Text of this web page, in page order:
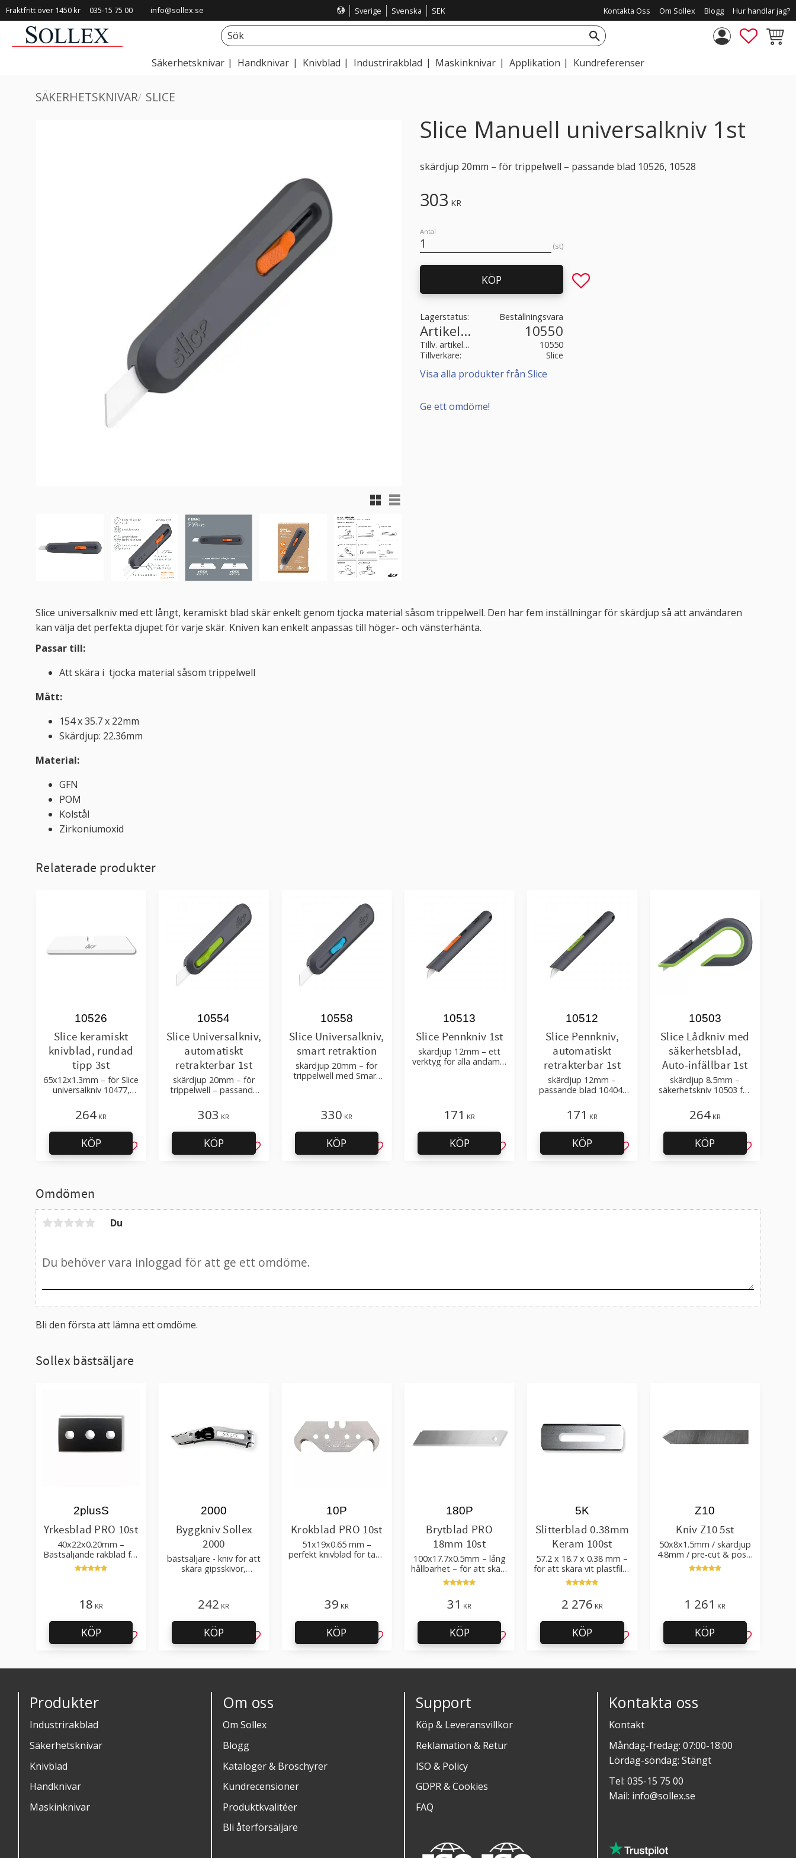
Fraktfritt över 1450 kr 035-15 75 00 info@sollex.se Sverige Svenska SEK Kontakta Oss Om Sollex Blogg Hur handlar jag?
Säkerhetsknivar Handknivar Knivblad Industrirakblad Maskinknivar Applikation Kundreferenser
SÄKERHETSKNIVAR SLICE
Slice Manuell universalkniv 1st
skärdjup 20mm – för trippelwell – passande blad 10526, 10528
Rutnätsvy
Listvy
303 KR
Antal
st
KÖP Lägg till i favoriter
Lagerstatus Beställningsvara
Artikelnr 10550
Tillv. artikelnr
10550
Tillverkare
Slice
Visa alla produkter från Slice
Ge ett omdöme!
Slice universalkniv med ett långt, keramiskt blad skär enkelt genom tjocka material såsom trippelwell. Den har fem inställningar för skärdjup så att användaren
kan välja det perfekta djupet för varje skär. Kniven kan enkelt anpassas till höger- och vänsterhänta.
Passar till:
Att skära i tjocka material såsom trippelwell
Mått:
154 x 35.7 x 22mm
Skärdjup: 22.36mm
Material:
GFN
POM
Kolstål
Zirkoniumoxid
Omdömen
Du
Bli den första att lämna ett omdöme.
Relaterade produkter
Slice keramiskt
knivblad, rundad
tipp 3st
65x12x1.3mm – för Slice
universalkniv 10477,
10562, 10585, 10591,
10593
10526
264 KR
Lägg till i favoriter
KÖP
Slice Universalkniv,
automatiskt
retrakterbar 1st
skärdjup 20mm – för
trippelwell – passande
10554
303 KR
Lägg till i favoriter
KÖP
Slice Universalkniv,
smart retraktion
skärdjup 20mm – för
trippelwell med Smart
10558
330 KR
Lägg till i favoriter
KÖP
Slice Pennkniv 1st
skärdjup 12mm – ett
verktyg för alla ändamål
10513
171 KR
Lägg till i favoriter
KÖP
Slice Pennkniv,
automatiskt
retrakterbar 1st
skärdjup 12mm –
passande blad 10404,
10512
171 KR
Lägg till i favoriter
KÖP
Slice Lådkniv med
säkerhetsblad,
Auto-infällbar 1st
skärdjup 8.5mm –
säkerhetskniv 10503 för
10404, 10408
10503
264KR
Lägg till i
KÖP
Sollex bästsäljare
Yrkesblad PRO 10st
40x22x0.20mm –
Bästsäljande rakblad för
att skära tapet, tyg, filt,
hobby bruk
2plusS
18 KR
Lägg till i favoriter
KÖP
Byggkniv Sollex
2000
bästsäljare - kniv för att
skära gipsskivor,
2000
242 KR
Lägg till i favoriter
KÖP
Krokblad PRO 10st
51x19x0.65 mm –
perfekt knivblad för tak-,
10P
39 KR
Lägg till i favoriter
KÖP
Brytblad PRO
18mm 10st
100x17.7x0.5mm – lång
hållbarhet – för att skära
kartong, tapet och
golvmaterial
180P
31 KR
Lägg till i favoriter
KÖP
Slitterblad 0.38mm
Keram 100st
57.2 x 18.7 x 0.38 mm –
för att skära vit plastfilm
med tillsatser
5K
2 276 KR
Lägg till i favoriter
KÖP
Kniv Z10 5st
50x8x1.5mm / skärdjup
4.8mm / pre-cut & post-
cut 0.84xTm / skärvinkel
50°
Z10
1 261 KR
Lägg till i
KÖP
Produkter
Industrirakblad
Säkerhetsknivar
Knivblad
Handknivar
Maskinknivar
Om oss
Om Sollex
Blogg
Kataloger & Broschyrer
Kundrecensioner
Produktkvalitéer
Bli återförsäljare
Support
Köp & Leveransvillkor
Reklamation & Retur
ISO & Policy
GDPR & Cookies
FAQ
Kontakta oss
Kontakt
Måndag-fredag: 07:00-18:00
Lördag-söndag: Stängt
Tel: 035-15 75 00
Mail: info@sollex.se